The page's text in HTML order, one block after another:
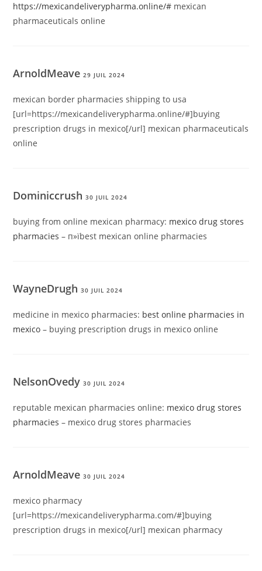
https://mexicandeliverypharma.online/# mexican
pharmaceuticals online
ArnoldMeave29 JUIL 2024
mexican border pharmacies shipping to usa
[url=https://mexicandeliverypharma.online/#]buying
prescription drugs in mexico[/url] mexican pharmaceuticals
online
Dominiccrush30 JUIL 2024
buying from online mexican pharmacy: mexico drug stores
pharmacies – п»їbest mexican online pharmacies
WayneDrugh30 JUIL 2024
medicine in mexico pharmacies: best online pharmacies in
mexico – buying prescription drugs in mexico online
NelsonOvedy30 JUIL 2024
reputable mexican pharmacies online: mexico drug stores
pharmacies – mexico drug stores pharmacies
ArnoldMeave30 JUIL 2024
mexico pharmacy
[url=https://mexicandeliverypharma.com/#]buying
prescription drugs in mexico[/url] mexican pharmacy